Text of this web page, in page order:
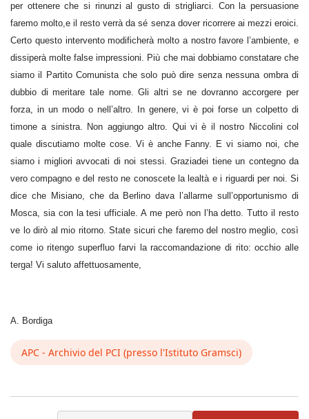
per ottenere che si rinunzi al gusto di strigliarci. Con la persuasione
faremo molto,e il resto verrà da sé senza dover ricorrere ai mezzi eroici.
Certo questo intervento modificherà molto a nostro favore l’ambiente, e
dissiperà molte false impressioni. Più che mai dobbiamo constatare che
siamo il Partito Comunista che solo può dire senza nessuna ombra di
dubbio di meritare tale nome. Gli altri se ne dovranno accorgere per
forza, in un modo o nell’altro. In genere, vi è poi forse un colpetto di
timone a sinistra. Non aggiungo altro. Qui vi è il nostro Niccolini col
quale discutiamo molte cose. Vi è anche Fanny. E vi siamo noi, che
siamo i migliori avvocati di noi stessi. Graziadei tiene un contegno da
vero compagno e del resto ne conoscete la lealtà e i riguardi per noi. Si
dice che Misiano, che da Berlino dava l’allarme sull’opportunismo di
Mosca, sia con la tesi ufficiale. A me però non l’ha detto. Tutto il resto
ve lo dirò al mio ritorno. State sicuri che faremo del nostro meglio, così
come io ritengo superfluo farvi la raccomandazione di rito: occhio alle
terga! Vi saluto affettuosamente,
A. Bordiga
APC - Archivio del PCI (presso l'Istituto Gramsci)